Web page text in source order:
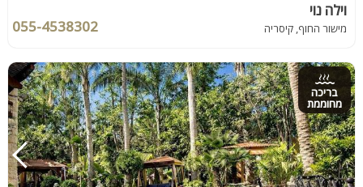
וילה נוי
מישור החוף, קיסריה 055-4538302
בריכה
מחוממת